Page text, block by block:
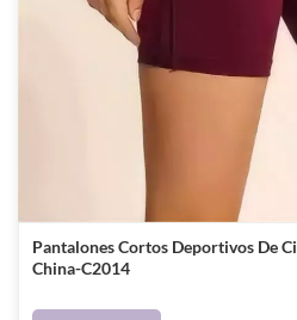
Pantalones Cortos Deportivos De
China-C2014